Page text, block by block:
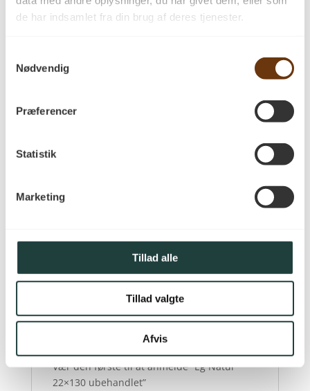
de har indsamlet fra din brug af deres tjenester.
Nødvendig
Præferencer
Statistik
Marketing
Tillad alle
Tillad valgte
Afvis
Hos PA Savværk kan du opleve dit
plankedimensioner, opleve forskellige
plankegulv.
1885, og den mangeårige erfaring mærkes i
Fyn, mød specialisterne og få hjælp til at
Anmeldelser
Der er endnu ikke nogle anmeldelser.
Vær den første til at anmelde “Eg Natur
22×130 ubehandlet”